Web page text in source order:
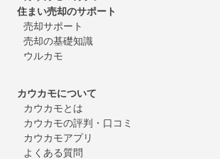
住まい売却のサポート
売却サポート
売却の基礎知識
ウルカモ
カウカモについて
カウカモとは
カウカモの評判・口コミ
カウカモアプリ
よくある質問